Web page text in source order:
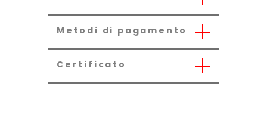
Metodi di pagamento
Certificato